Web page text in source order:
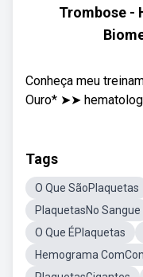
Trombose -
Conheça meu
Ouro* ➤➤
Tags
O Que SãoPlaquetas
PlaquetasNo Sangue
O Que ÉPlaquetas
Hemograma